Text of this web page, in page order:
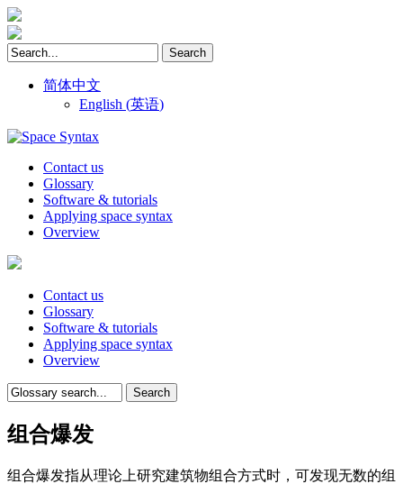
简体中文
English (英语)
Contact us
Glossary
Software & tutorials
Applying space syntax
Overview
Contact us
Glossary
Software & tutorials
Applying space syntax
Overview
组合爆发
组合爆发指从理论上研究建筑物组合方式时，可发现无数的组